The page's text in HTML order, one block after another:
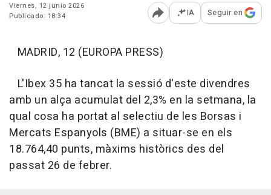
Viernes, 12 junio 2026
Publicado: 18:34
Abrir opciones para
IA Seguir en
MADRID, 12 (EUROPA PRESS)
L'Ibex 35 ha tancat la sessió d'este divendres
amb un alça acumulat del 2,3% en la setmana, la
qual cosa ha portat al selectiu de les Borsas i
Mercats Espanyols (BME) a situar-se en els
18.764,40 punts, màxims històrics des del
passat 26 de febrer.